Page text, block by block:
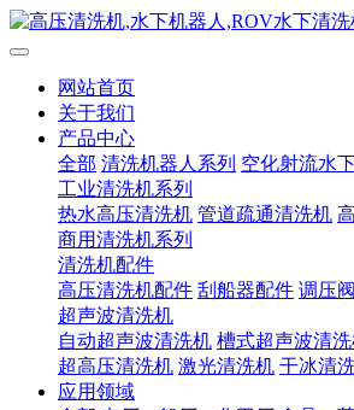
网站首页
关于我们
产品中心
全部 清洗机器人系列 空化射流水
工业清洗机系列
热水高压清洗机 管道疏通清洗机
商用清洗机系列
清洗机配件
高压清洗机配件 刮船器配件 调压阀
超声波清洗机
自动超声波清洗机 槽式超声波清
超高压清洗机 激光清洗机 干冰清
应用领域